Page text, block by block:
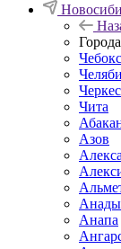
Города
Чита
Азов
Анапа